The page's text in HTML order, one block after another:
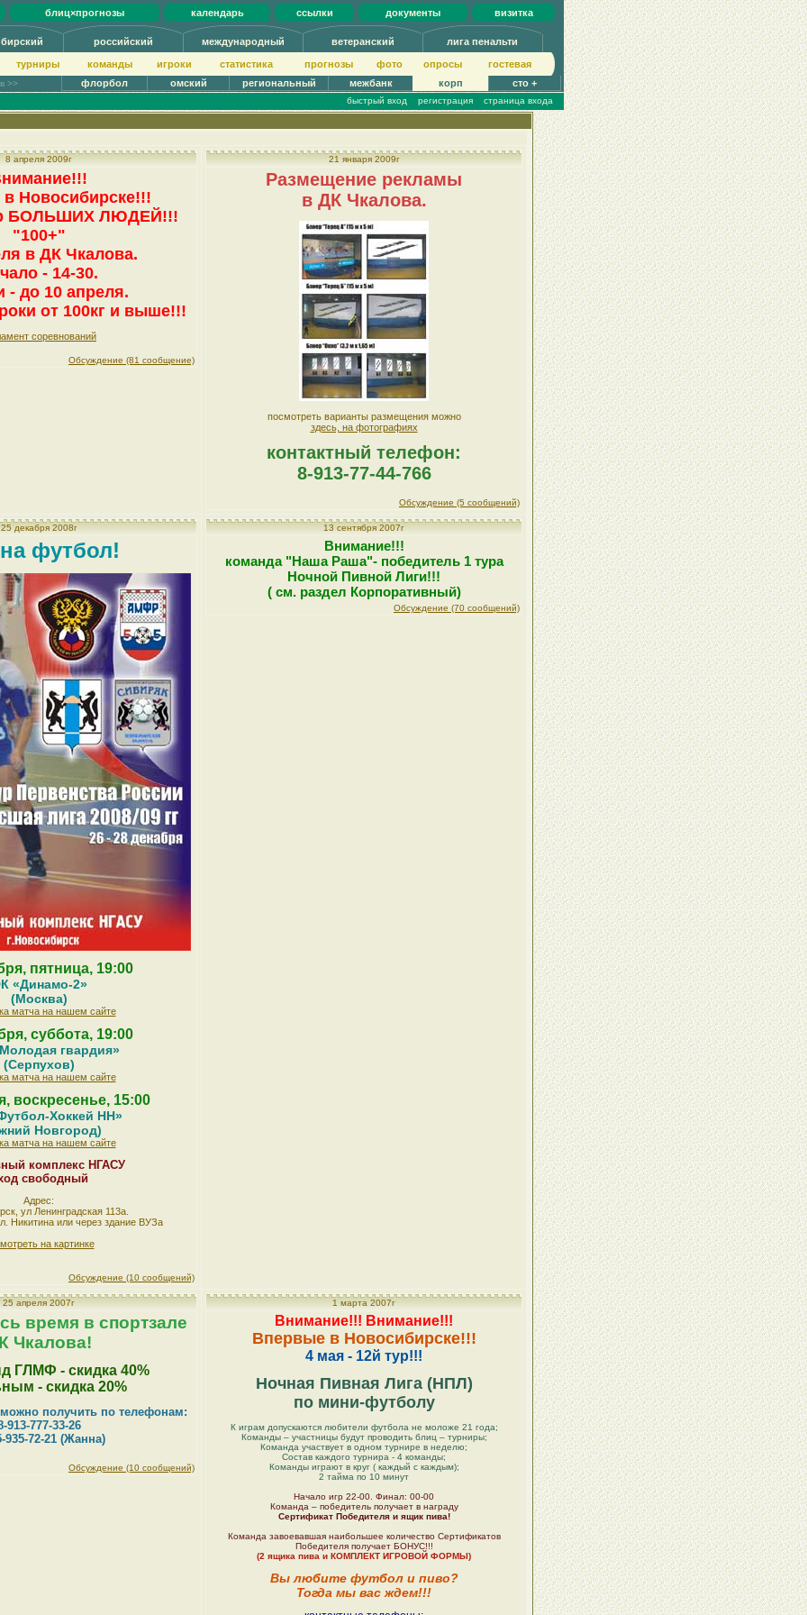
блиц×прогнозы календарь ссылки документы визитка
российский международный ветеранский лига пенальти
турниры команды игроки статистика прогнозы фото опросы гoстeвая
>> флорбол омский региональный межбанк корп сто +
быстрый вход регистрация страница входа
8 апреля 2009г
Новосибирске!!!
БОЛЬШИХ ЛЮДЕЙ!!!
"100+"
в ДК Чкалова.
- 14-30.
- до 10 апреля.
от 100кг и выше!!!
соревнований
Обсуждение (81 сообщение)
21 января 2009г
Размещение рекламы
в ДК Чкалова.
посмотреть варианты размещения можно
здесь, на фотографиях
контактный телефон:
8-913-77-44-766
Обсуждение (5 сообщений)
25 декабря 2008г
футбол!
пятница, 19:00
«Динамо-2»
(Москва)
матча на нашем сайте
суббота, 19:00
гвардия»
(Серпухов)
матча на нашем сайте
воскресенье, 15:00
Хоккей НН»
Новгород)
матча на нашем сайте
комплекс НГАСУ
свободный
Адрес:
ул Ленинградская 113а.
Никитина или через здание ВУЗа
на картинке
Обсуждение (10 сообщений)
13 сентября 2007г
Внимание!!!
команда "Наша Раша"- победитель 1 тура
Ночной Пивной Лиги!!!
( см. раздел Корпоративный)
Обсуждение (70 сообщений)
25 апреля 2007г
время в спортзале
Чкалова!
ГЛМФ - скидка 40%
- скидка 20%
получить по телефонам:
913-777-33-26
935-72-21 (Жанна)
Обсуждение (10 сообщений)
1 марта 2007г
Внимание!!! Внимание!!!
Впервые в Новосибирске!!!
4 мая - 12й тур!!!
Ночная Пивная Лига (НПЛ)
по мини-футболу
К играм допускаются любители футбола не моложе 21 года;
Команды – участницы будут проводить блиц – турниры;
Команда участвует в одном турнире в неделю;
Состав каждого турнира - 4 команды;
Команды играют в круг ( каждый с каждым);
2 тайма по 10 минут
Начало игр 22-00. Финал: 00-00
Команда – победитель получает в награду
Сертификат Победителя и ящик пива!
Команда завоевавшая наибольшее количество Сертификатов
Победителя получает БОНУС!!!
(2 ящика пива и КОМПЛЕКТ ИГРОВОЙ ФОРМЫ)
Вы любите футбол и пиво?
Тогда мы вас ждем!!!